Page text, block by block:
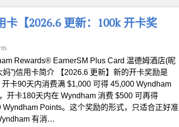
【2026.6 更新：100k 开卡奖
Rewards® EarnerSM Plus Card 温德姆酒店(昵
妈”)信用卡简介 【2026.6 更新】新的开卡奖励是
开卡90天内消费满 $1,000 可得 45,000 Wyndham
开卡180天内在 Wyndham 消费 $500 可再得
Wyndham Points。这个奖励的形式，只适合正好准
有消…